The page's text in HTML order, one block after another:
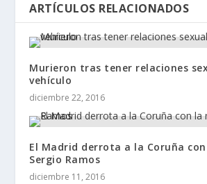
ARTÍCULOS RELACIONADOS
Murieron tras tener relaciones
vehículo
diciembre 22, 2016
El Madrid derrota a la Coruña
Sergio Ramos
diciembre 11, 2016